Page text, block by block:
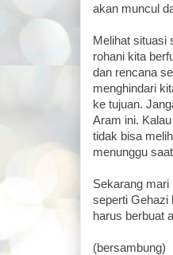
akan muncul
Melihat situasi
rohani kita
dan rencana
menghindari
ke tujuan.
Aram ini.
tidak bisa
menunggu
Sekarang mari
seperti Gehazi
harus berbuat
(bersambung)